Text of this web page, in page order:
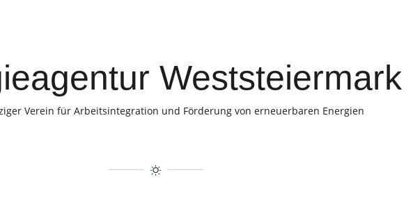
Weststeiermark
Verein für Arbeitsintegration und Förderung von erneuerbaren Energien